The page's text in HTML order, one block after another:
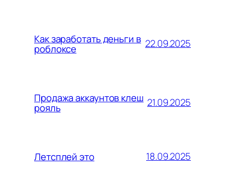
Как заработать деньги в
роблоксе 22.09.2025
Продажа аккаунтов клеш
рояль 21.09.2025
Летсплей это 18.09.2025